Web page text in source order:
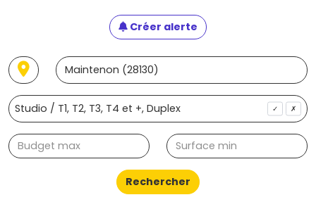
Créer alerte
✓ ✗
Rechercher